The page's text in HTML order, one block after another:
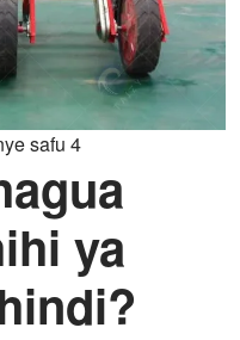
safu 4
ya